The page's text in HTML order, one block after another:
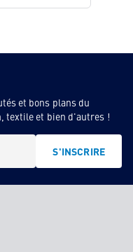
et bons plans du
textile et bien d'autres !
S'INSCRIRE